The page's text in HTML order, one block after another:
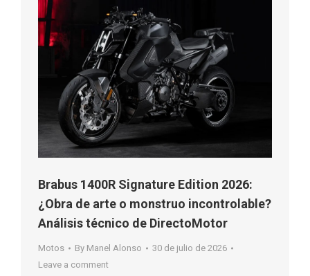
Brabus 1400R Signature Edition 2026:
¿Obra de arte o monstruo incontrolable?
Análisis técnico de DirectoMotor
Motos By Manel Alonso
30 de julio de 2026
Leave a comment